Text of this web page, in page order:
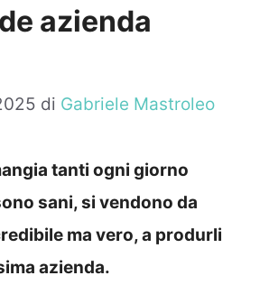
azienda
di Gabriele Mastroleo
tanti ogni giorno
sani, si vendono da
ma vero, a produrli
azienda.